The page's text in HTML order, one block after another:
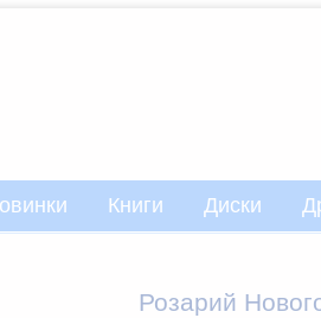
Книги Диски
Розарий